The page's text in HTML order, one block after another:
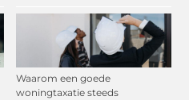
Waarom een goede
woningtaxatie steeds